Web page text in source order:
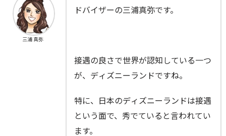
ドバイザーの三浦真弥です。
接遇の良さで世界が認知している一つ
が、ディズニーランドですね。
特に、日本のディズニーランドは接遇
という面で、秀でていると言われてい
ます。
三浦 真弥